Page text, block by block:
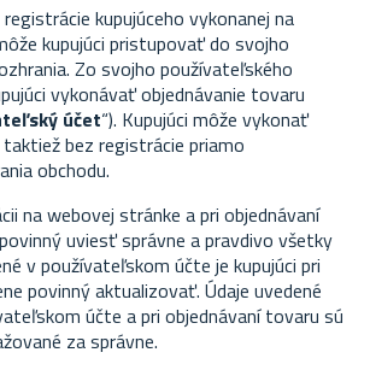
kupujúceho vykonanej na
kupujúci pristupovať do svojho
Zo svojho používateľského
vykonávať objednávanie tovaru
účet“). Kupujúci môže vykonať
bez registrácie priamo
obchodu.
webovej stránke a pri objednávaní
uviesť správne a pravdivo všetky
v používateľskom účte je kupujúci pri
povinný aktualizovať. Údaje uvedené
účte a pri objednávaní tovaru sú
za správne.